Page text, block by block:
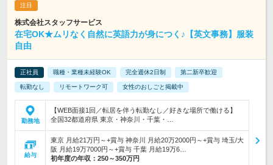
株式会社スタッフサービス
在宅OK★ムリなく自然に英語力が身につく♪【英文事務】服装
自由
正社員 職種・業種未経験OK 完全週休2日制 第二新卒歓迎
転勤なし リモートワーク可 女性のおしごと掲載中
勤務地
【WEB面接1回／転居を伴う転勤なし／好きな場所で働ける】
全国32都道府県 東京・神奈川・千葉・…
給与
東京 月給21万円～+賞与 神奈川 月給20万2000円～+賞与 埼玉/大
阪 月給19万7000円～+賞与 千葉 月給19万6…
初年度の年収： 250～350万円